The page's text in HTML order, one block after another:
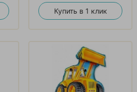
Купить в 1 клик